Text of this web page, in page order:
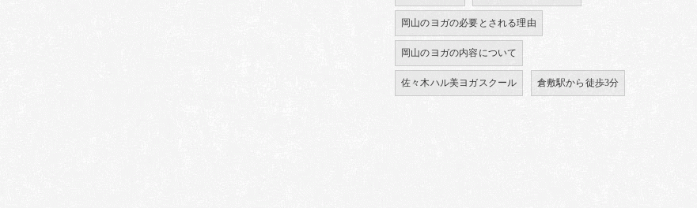
岡山のヨガの必要とされる理由
岡山のヨガの内容について
佐々木ハル美ヨガスクール 倉敷駅から徒歩3分